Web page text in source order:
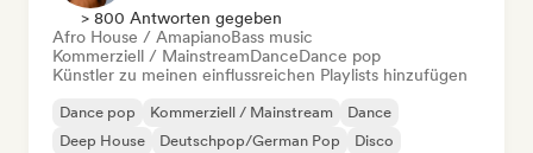
> 800 Antworten gegeben
Afro House / AmapianoBass music
Kommerziell / MainstreamDanceDance pop
Künstler zu meinen einflussreichen Playlists hinzufügen
Dance pop Kommerziell / Mainstream
Dance
Deep House
Deutschpop/German Pop
Disco